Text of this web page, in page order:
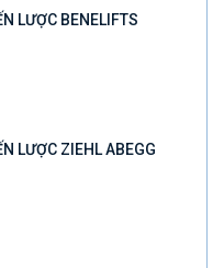
LƯỢC BENELIFTS
LƯỢC ZIEHL ABEGG